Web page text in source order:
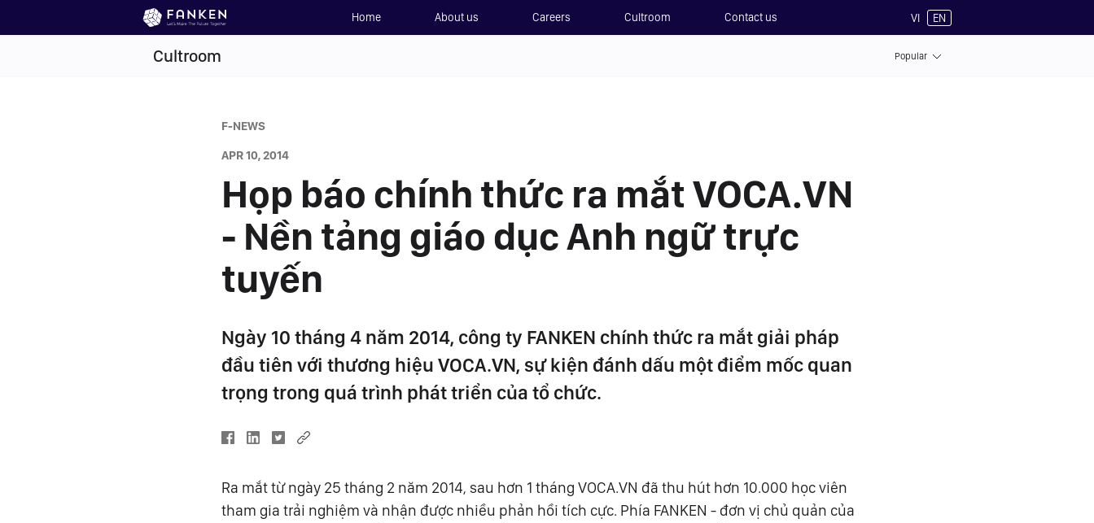
Home About us Careers Cultroom Contact us VI EN
Cultroom Popular
F-NEWS
APR 10, 2014
Họp báo chính thức ra mắt VOCA.VN
- Nền tảng giáo dục Anh ngữ trực
tuyến
Ngày 10 tháng 4 năm 2014, công ty FANKEN chính thức ra mắt giải pháp
đầu tiên với thương hiệu VOCA.VN, sự kiện đánh dấu một điểm mốc quan
trọng trong quá trình phát triển của tổ chức.
Ra mắt từ ngày 25 tháng 2 năm 2014, sau hơn 1 tháng VOCA.VN đã thu hút hơn 10.000 học viên
tham gia trải nghiệm và nhận được nhiều phản hồi tích cực. Phía FANKEN - đơn vị chủ quản của